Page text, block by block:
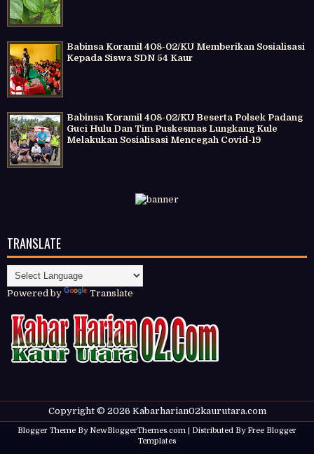
Babinsa Koramil 408-02/KU Memberikan Sosialisasi
Kepada Siswa SDN 54 Kaur
Babinsa Koramil 408-02/KU Beserta Polsek Padang
Guci Hulu Dan Tim Puskesmas Lungkang Kule
Melakukan Sosialisasi Mencegah Covid-19
TRANSLATE
Powered by Translate
Copyright © 2026 Kabarharian02kaurutara.com
Blogger Theme By NewBloggerThemes.com | Distributed ByFree Blogger
Templates